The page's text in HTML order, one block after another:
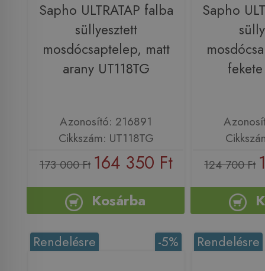
Sapho ULTRATAP falba
süllyesztett
mosdócsaptelep, matt
arany UT118TG
Azonosító: 216891
Cikkszám: UT118TG
173 000 Ft 164 350 Ft
Kosárba
Sapho
124 700 Ft
-5%
Rendelésre Rendelésre